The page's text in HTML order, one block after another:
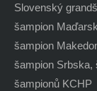
Slovenský
šampion
šampion
šampion Srbska,
šampionů KCHP